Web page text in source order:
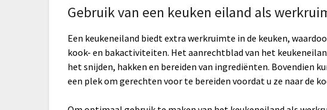
Gebruik van een keuken eiland als
Een keukeneiland biedt extra werkruimte in de keuken,
kook- en bakactiviteiten. Het aanrechtblad van het
het snijden, hakken en bereiden van ingrediënten. Bovendien
een plek om gerechten voor te bereiden voordat u ze naar de